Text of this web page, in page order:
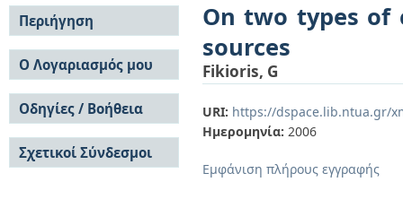
On two types of
sources
Fikioris, G
URI: https://dspace.lib.ntua.gr/
Ημερομηνία: 2006
Εμφάνιση πλήρους εγγραφής
Περιήγηση
Σε όλο το DSpace
Κοινότητες & Συλλογές
Ανά Ημερομηνία
Έκδοσης
Συγγραφείς
Τίτλοι
Θέματα
Ο Λογαριασμός μου
Σύνδεση
Εγγραφή
Οδηγίες / Βοήθεια
Οδηγίες Υποβολής
Οδηγίες Χρήσης ΙΑ
Συχνές Ερωτήσεις
Σχετικοί Σύνδεσμοι